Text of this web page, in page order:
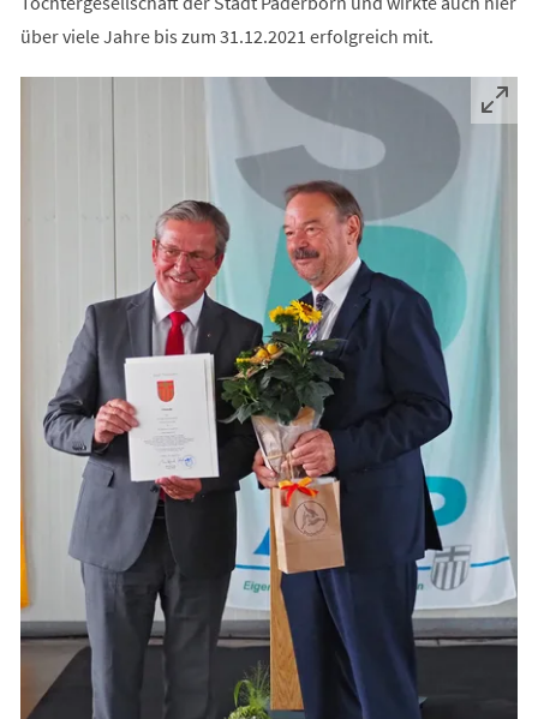
über viele Jahre bis zum 31.12.2021 erfolgreich mit.